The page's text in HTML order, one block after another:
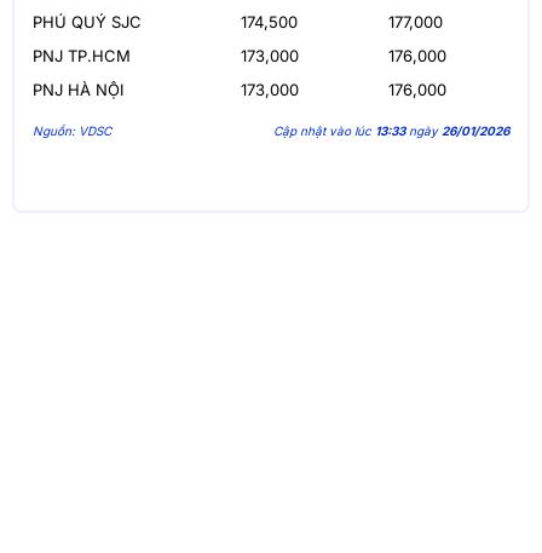
PHÚ QUÝ SJC
174,500
177,000
PNJ TP.HCM
173,000
176,000
PNJ HÀ NỘI
173,000 176,000
Nguồn: VDSC Cập nhật vào lúc 13:33ngày 26/01/2026